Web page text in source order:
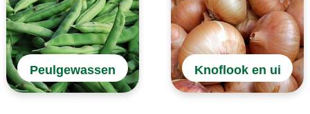
Peulgewassen Knoflook en ui